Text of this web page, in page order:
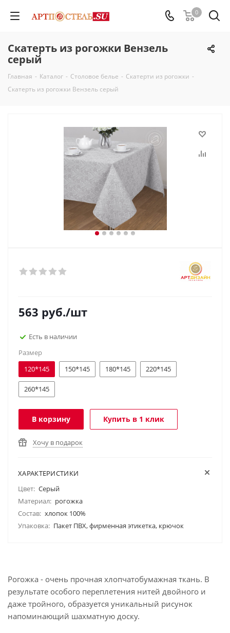
0
Скатерть из рогожки Вензель
серый
Главная - Каталог - Столовое белье - Скатерти из рогожки -
Скатерть из рогожки Вензель серый
563 руб./шт
Есть в наличии
Размер
120*145
150*145 180*145 220*145
260*145
В корзину Купить в 1 клик
Хочу в подарок
ХАРАКТЕРИСТИКИ
Цвет: Серый
Материал: рогожка
Состав: хлопок 100%
Упаковка: Пакет ПВХ, фирменная этикетка, крючок
Рогожка - очень прочная хлопчатобумажная ткань. В
результате особого переплетения нитей двойного и
даже тройного, образуется уникальный рисунок
напоминающий шахматную доску.